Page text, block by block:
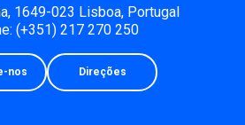
1649-023 Lisboa, Portugal
(+351) 217 270 250
nos Direções